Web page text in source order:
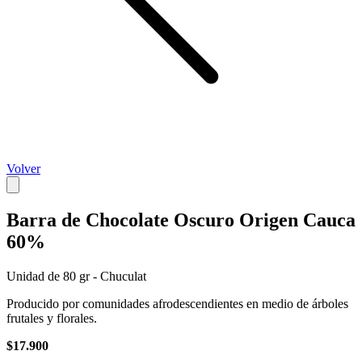
Volver
Barra de Chocolate Oscuro Origen Cauca
60%
Unidad de 80 gr - Chuculat
Producido por comunidades afrodescendientes en medio de árboles
frutales y florales.
$17.900